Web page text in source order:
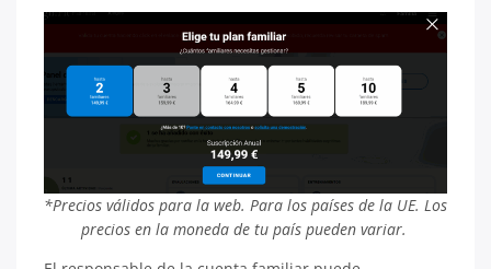
*Precios válidos para la web. Para los países de la UE. Los
precios en la moneda de tu país pueden variar.